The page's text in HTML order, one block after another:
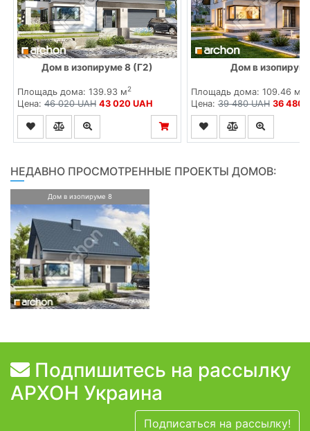
Дом в изопируме 8 (Г2)
Площадь дома: 139.93 м2
Цена: 46 020 UAH 43 020 UAH
Дом в
Площадь дома: 109.46 м
Цена:39 480 UAH 36 480
НЕДАВНО ПРОСМОТРЕННЫЕ ПРОЕКТЫ ДОМОВ:
Дом в изопируме 8
Подпишитесь на рассылку
АРХОН Украина
Подписаться на рассылку!